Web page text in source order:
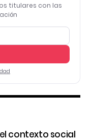
titulares con las
contexto social